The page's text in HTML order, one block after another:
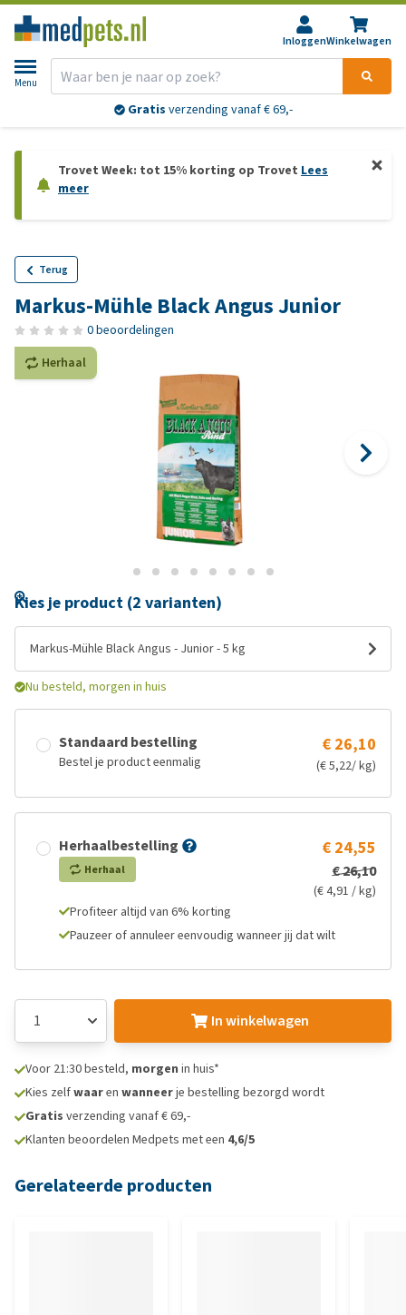
InloggenWinkelwagen
Menu
Gratis verzending vanaf € 69,-
Trovet Week: tot 15% korting op Trovet Lees
meer
Terug
Markus-Mühle Black Angus Junior
0 beoordelingen
Herhaal
Kies je product (2 varianten)
Markus-Mühle Black Angus - Junior - 5 kg
Nu besteld, morgen in huis
Standaard bestelling
Bestel je product eenmalig
€ 26,10
(€ 5,22/ kg)
Herhaalbestelling
Herhaal
€ 24,55
€ 26,10
(€ 4,91 / kg)
Profiteer altijd van 6% korting
Pauzeer of annuleer eenvoudig wanneer jij dat wilt
In winkelwagen
Voor 21:30 besteld, morgen in huis*
Kies zelfwaaren wanneerje bestelling bezorgd wordt
Gratis verzending vanaf € 69,-
Klanten beoordelen Medpets met een 4,6/5
Gerelateerde producten